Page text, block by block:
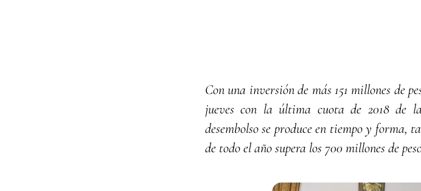
Con una inversión de más 151 millones de
jueves con la última cuota de 2018 de
desembolso se produce en tiempo y forma,
de todo el año supera los 700 millones de